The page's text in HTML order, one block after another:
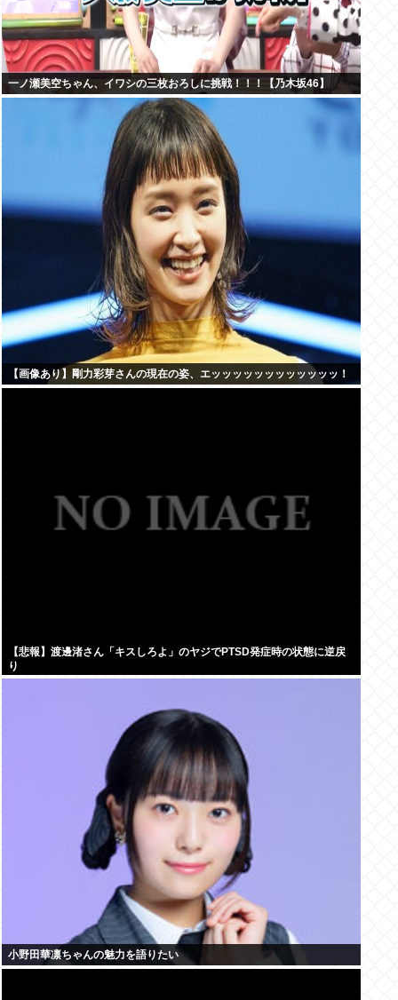
一ノ瀬美空ちゃん、イワシの三枚おろしに挑戦！！！【乃木坂46】
【画像あり】剛力彩芽さんの現在の姿、エッッッッッッッッッッッッ！
【悲報】渡邊渚さん「キスしろよ」のヤジでPTSD発症時の状態に逆戻
り
小野田華凛ちゃんの魅力を語りたい